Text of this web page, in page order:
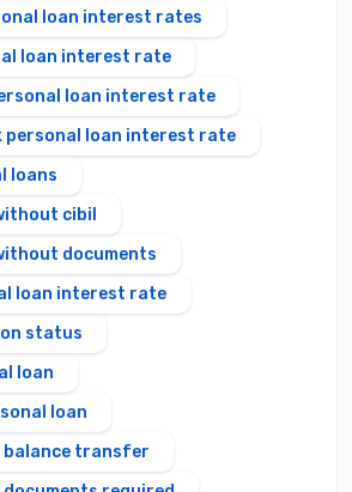
loan interest rates
loan interest rate
loan interest rate
personal loan interest rate
loans
cibil
documents
loan interest rate
status
loan
loan
balance transfer